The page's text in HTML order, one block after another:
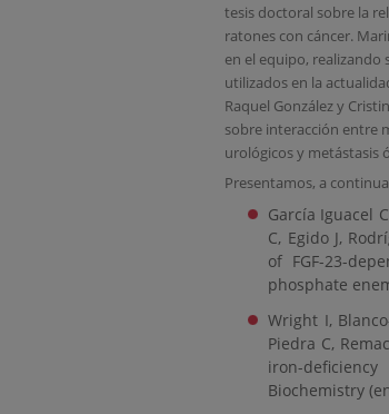
tesis doctoral sobre la
ratones con cáncer.
en el equipo, realizando
utilizados en la
Raquel González y
sobre interacción entre
urológicos y metástasis
Presentamos, a
García Iguacel
C, Egido J,
of FGF-23-
phosphate
Wright I,
Piedra C,
iron-
Biochemistry